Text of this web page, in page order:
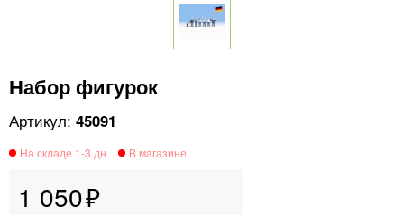
Набор фигурок
45091
1 050